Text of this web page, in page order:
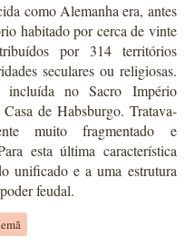
como Alemanha era, antes
habitado por cerca de vinte
por 314 territórios
seculares ou religiosas.
incluída no Sacro Império
de Habsburgo. Tratava-
muito fragmentado e
esta última característica
unificado e a uma estrutura
feudal.